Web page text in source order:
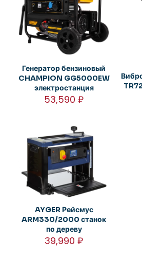
Генератор бензиновый
CHAMPION GG5000EW
электростанция
53,590₽
AYGER Рейсмус
ARM330/2000 станок
по дереву
39,990₽